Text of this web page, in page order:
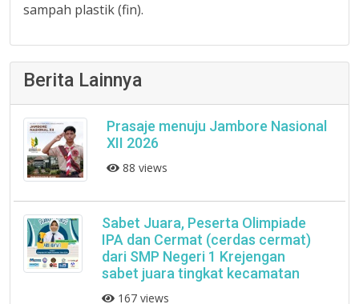
sampah plastik (fin).
Berita Lainnya
Prasaje menuju Jambore Nasional
XII 2026
88 views
Sabet Juara, Peserta Olimpiade
IPA dan Cermat (cerdas cermat)
dari SMP Negeri 1 Krejengan
sabet juara tingkat kecamatan
167 views